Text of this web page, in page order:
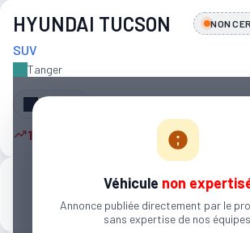
HYUNDAI TUCSON NON
SUV
Tanger‎
Véhicule non
Annonce publiée directement par le
sans expertise de nos
Partager
16 autres personnes sont
5